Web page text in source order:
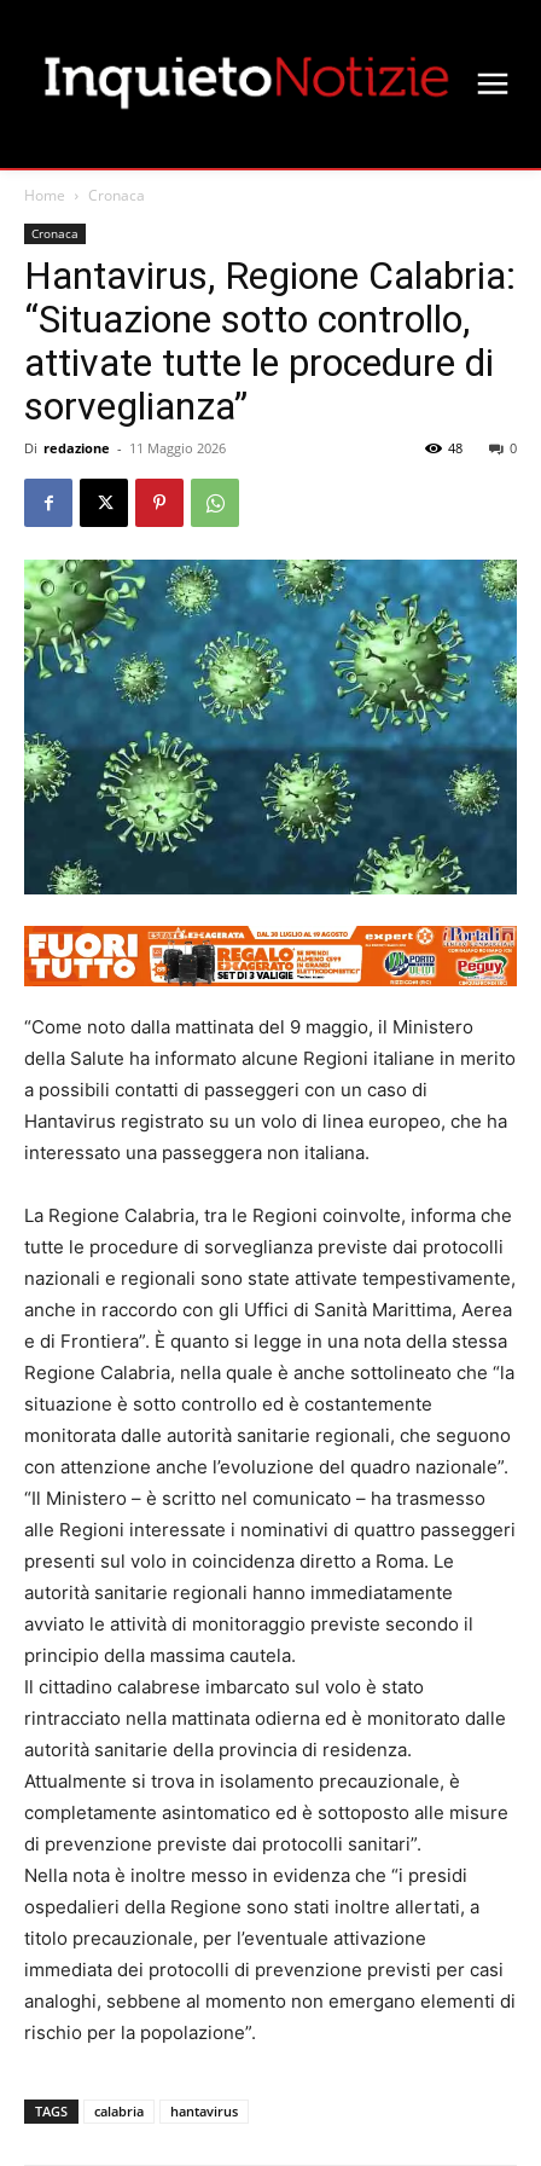
Home Cronaca
Cronaca
Hantavirus, Regione Calabria:
“Situazione sotto controllo,
attivate tutte le procedure di
sorveglianza”
Di redazione - 11 Maggio 2026 0
48
“Come noto dalla mattinata del 9 maggio, il Ministero
della Salute ha informato alcune Regioni italiane in merito
a possibili contatti di passeggeri con un caso di
Hantavirus registrato su un volo di linea europeo, che ha
interessato una passeggera non italiana.
La Regione Calabria, tra le Regioni coinvolte, informa che
tutte le procedure di sorveglianza previste dai protocolli
nazionali e regionali sono state attivate tempestivamente,
anche in raccordo con gli Uffici di Sanità Marittima, Aerea
e di Frontiera”. È quanto si legge in una nota della stessa
Regione Calabria, nella quale è anche sottolineato che “la
situazione è sotto controllo ed è costantemente
monitorata dalle autorità sanitarie regionali, che seguono
con attenzione anche l’evoluzione del quadro nazionale”.
“Il Ministero – è scritto nel comunicato – ha trasmesso
alle Regioni interessate i nominativi di quattro passeggeri
presenti sul volo in coincidenza diretto a Roma. Le
autorità sanitarie regionali hanno immediatamente
avviato le attività di monitoraggio previste secondo il
principio della massima cautela.
Il cittadino calabrese imbarcato sul volo è stato
rintracciato nella mattinata odierna ed è monitorato dalle
autorità sanitarie della provincia di residenza.
Attualmente si trova in isolamento precauzionale, è
completamente asintomatico ed è sottoposto alle misure
di prevenzione previste dai protocolli sanitari”.
Nella nota è inoltre messo in evidenza che “i presidi
ospedalieri della Regione sono stati inoltre allertati, a
titolo precauzionale, per l’eventuale attivazione
immediata dei protocolli di prevenzione previsti per casi
analoghi, sebbene al momento non emergano elementi di
rischio per la popolazione”.
TAGS calabria hantavirus